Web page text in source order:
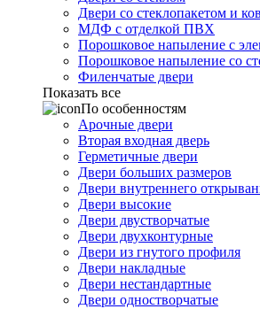
Двери со стеклопакетом и
МДФ с отделкой ПВХ
Порошковое напыление с
Порошковое напыление со
Филенчатые двери
Показать все
По особенностям
Арочные двери
Вторая входная дверь
Герметичные двери
Двери больших размеров
Двери внутреннего
Двери высокие
Двери двустворчатые
Двери двухконтурные
Двери из гнутого профиля
Двери накладные
Двери нестандартные
Двери одностворчатые